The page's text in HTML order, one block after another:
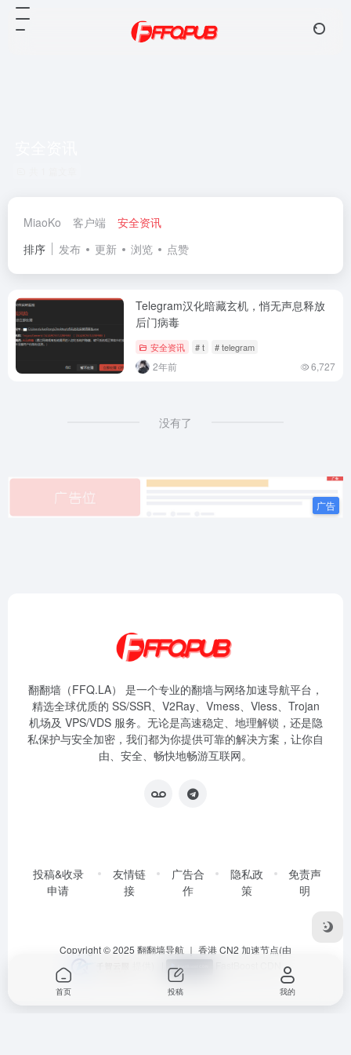
MiaoKo 客户端
安全资讯
排序
发布 更新 浏览 点赞
Telegram汉化暗藏玄机，悄无声息释放
后门病毒
安全资讯 # t # telegram
2年前 6,727
没有了
翻翻墙（FFQ.LA） 是一个专业的翻墙与网络加速导航平台，
精选全球优质的 SS/SSR、V2Ray、Vmess、Vless、Trojan
机场及 VPS/VDS 服务。无论是高速稳定、地理解锁，还是隐
私保护与安全加密，我们都为你提供可靠的解决方案，让你自
由、安全、畅快地畅游互联网。
投稿&收录
申请
友情链
接
广告合
作
隐私政
策
免责声
明
Copyright © 2025 翻翻墙导航 ｜ 香港 CN2 加速节点(由
首页 投稿 我的